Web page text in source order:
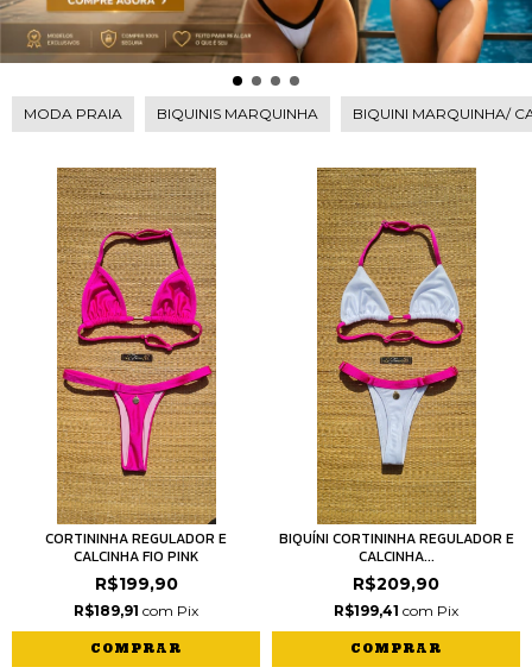
MODA PRAIA BIQUINIS MARQUINHA BIQUINI MARQUINHA/
CORTININHA REGULADOR E
CALCINHA FIO PINK
R$199,90
R$189,91 com Pix
COMPRAR
BIQUÍNI CORTININHA REGULADOR E
CALCINHA...
R$209,90
R$199,41 com Pix
COMPRAR